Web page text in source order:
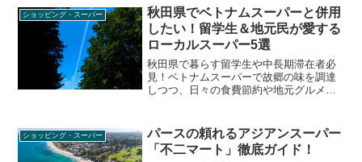
選紹介。生ハム持ち込み禁止の注意点
や、賢い買い物術も徹底解説します。
ショッピング・スーパー
秋田県でベトナムスーパーと併用
したい！留学生＆地元民が愛する
ローカルスーパー5選
秋田県で暮らす留学生や中長期滞在者必
見！ベトナムスーパーで故郷の味を調達
しつつ、日々の食費節約や地元グルメを
ト、不用品買取店まで、ディープな秋田
生活を支える5つのスポットを厳選紹介し
ます。
ショッピング・スーパー
パースの頼れるアジアンスーパー
「不二マート」徹底ガイド！